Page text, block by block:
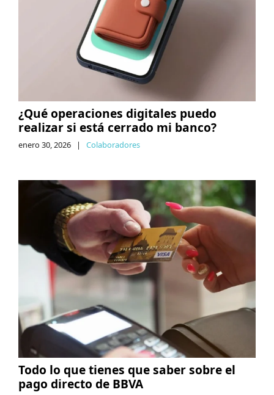
¿Qué operaciones digitales puedo
realizar si está cerrado mi banco?
enero 30, 2026 | Colaboradores
Todo lo que tienes que saber sobre el
pago directo de BBVA